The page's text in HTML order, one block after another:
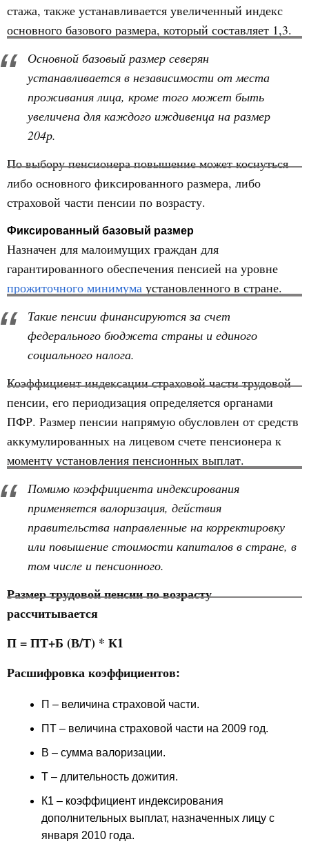
стажа, также устанавливается увеличенный индекс
основного базового размера, который составляет 1,3.
Основной базовый размер северян
устанавливается в независимости от места
проживания лица, кроме того может быть
увеличена для каждого иждивенца на размер
204р.
По выбору пенсионера повышение может коснуться
либо основного фиксированного размера, либо
страховой части пенсии по возрасту.
Фиксированный базовый размер
Назначен для малоимущих граждан для
гарантированного обеспечения пенсией на уровне
прожиточного минимума установленного в стране.
Такие пенсии финансируются за счет
федерального бюджета страны и единого
социального налога.
Коэффициент индексации страховой части трудовой
пенсии, его периодизация определяется органами
ПФР. Размер пенсии напрямую обусловлен от средств
аккумулированных на лицевом счете пенсионера к
моменту установления пенсионных выплат.
Помимо коэффициента индексирования
применяется валоризация, действия
правительства направленные на корректировку
или повышение стоимости капиталов в стране, в
том числе и пенсионного.
Размер трудовой пенсии по возрасту
рассчитывается
П = ПТ+Б (В/Т) * К1
Расшифровка коэффициентов:
П – величина страховой части.
ПТ – величина страховой части на 2009 год.
В – сумма валоризации.
Т – длительность дожития.
К1 – коэффициент индексирования
дополнительных выплат, назначенных лицу с
января 2010 года.